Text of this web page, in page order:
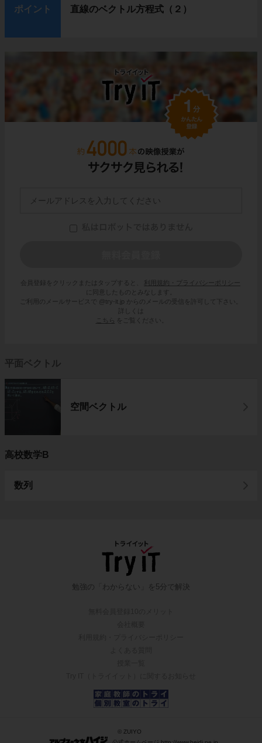
ポイント 直線のベクトル方程式（２）
会員登録をクリックまたはタップすると、
利用規約・プライバシーポリシー
に同意したものとみなします。
ご利用のメールサービスで @try-it.jp からのメールの受信を許可して下さい。
詳しくは
こちら
をご覧ください。
平面ベクトル
空間ベクトル
高校数学B
数列
勉強の「わからない」を5分で解決
© ZUIYO